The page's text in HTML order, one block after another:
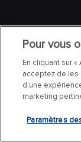
Pour vous
En cliquant sur
acceptez de les
d’une
marketing
Paramètres